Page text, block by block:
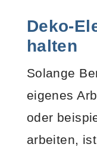
Deko-
halten
Solange
eigenes
oder
arbeiten,